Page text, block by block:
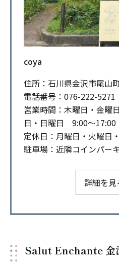
coya
住所：石川県金沢市尾山
電話番号：076-222-5271
営業時間：木曜日・金
日・日曜日 9:00～17:00
定休日：月曜日・火曜日
駐車場：近隣コインパー
詳細を見
Salut Enchante 金